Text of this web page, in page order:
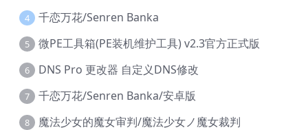
4 千恋万花/Senren Banka
5 微PE工具箱(PE装机维护工具) v2.3官方正式版
6 DNS Pro 更改器 自定义DNS修改
7 千恋万花/Senren Banka/安卓版
8 魔法少女的魔女审判/魔法少女ノ魔女裁判